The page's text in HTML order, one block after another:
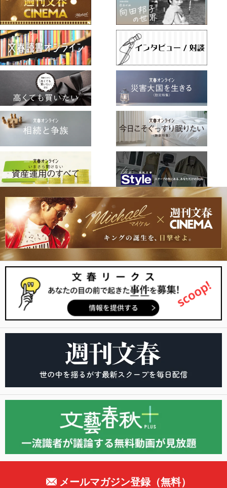
メールマガジン登録（無料）